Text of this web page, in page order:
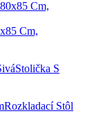
Cm,
Stolička S
Rozkladací Stôl